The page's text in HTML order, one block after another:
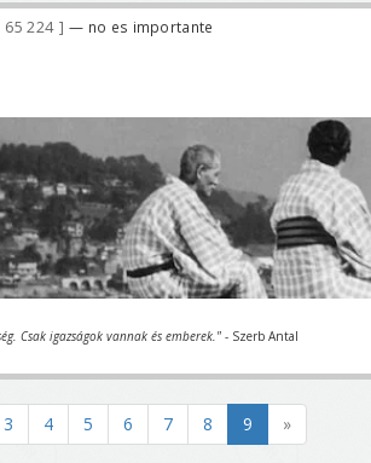
65 224 — no es importante
Csak igazságok vannak és emberek." - Szerb Antal
3 4 5 6 7 8 9 »